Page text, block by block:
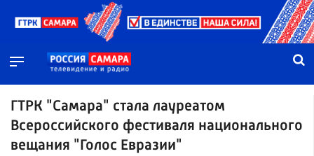
ГТРК "Самара" стала лауреатом
Всероссийского фестиваля национального
вещания "Голос Евразии"